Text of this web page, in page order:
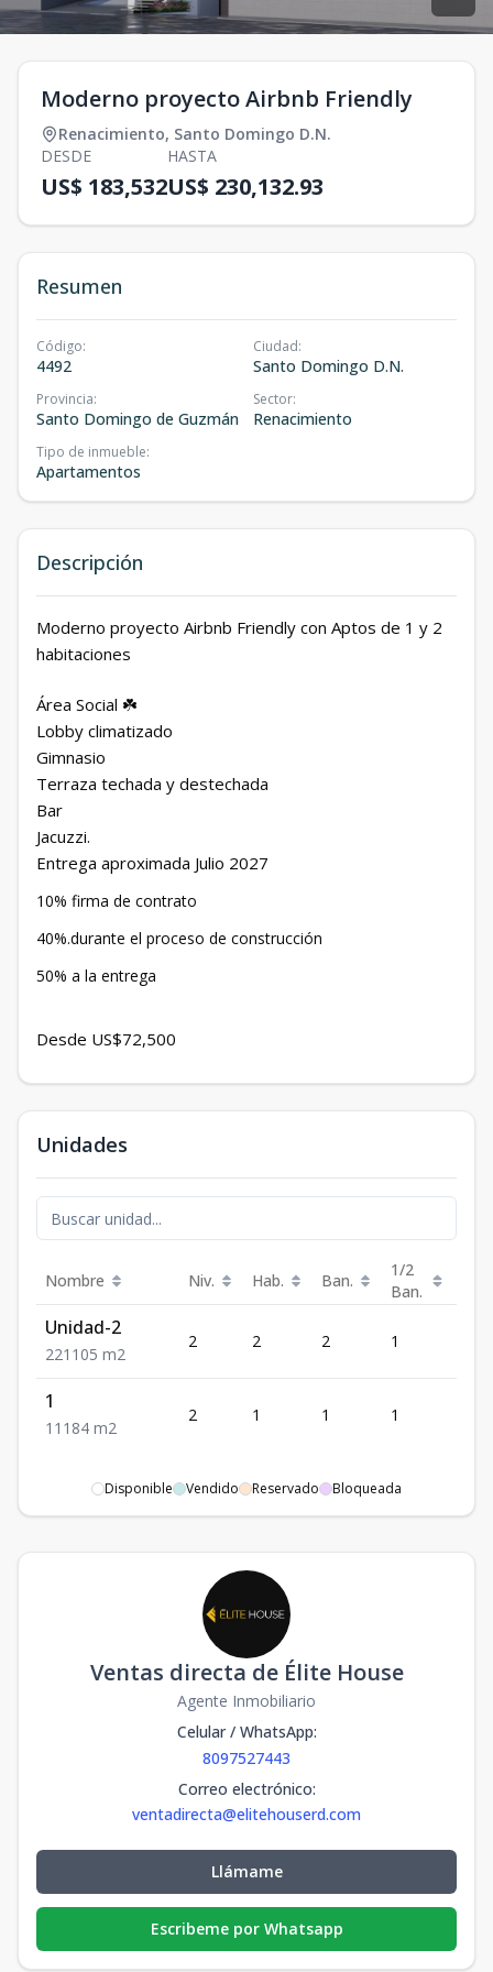
Moderno proyecto Airbnb Friendly
Renacimiento, Santo Domingo D.N.
DESDE
US$ 183,532
HASTA
US$ 230,132.93
Resumen
Código:
4492
Ciudad:
Santo Domingo D.N.
Provincia:
Santo Domingo de Guzmán
Sector:
Renacimiento
Tipo de inmueble:
Apartamentos
Descripción
Moderno proyecto Airbnb Friendly con Aptos de 1 y 2
habitaciones
Área Social ☘️
Lobby climatizado
Gimnasio
Terraza techada y destechada
Bar
Jacuzzi.
Entrega aproximada Julio 2027
10% firma de contrato
40%.durante el proceso de construcción
50% a la entrega
Desde US$72,500
Unidades
Nombre Niv. Hab. Ban.
1/2
Ban.
Unidad-2
221 105 m2
2 2 2 1
1
1 1 1 84 m2
2 1 1 1
Disponible Vendido Reservado Bloqueada
Ventas directa de Élite House
Agente Inmobiliario
Celular / WhatsApp:
8097527443
Correo electrónico:
ventadirecta@elitehouserd.com
Llámame
Escribeme por Whatsapp